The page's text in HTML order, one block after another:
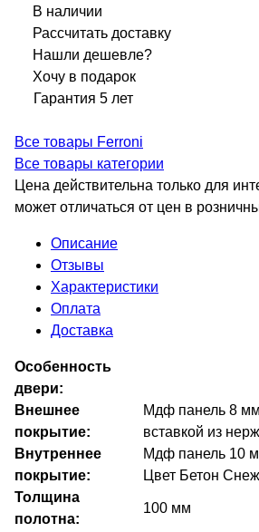
В наличии
Рассчитать доставку
Нашли дешевле?
Хочу в подарок
Гарантия 5 лет
Все товары Ferroni
Все товары категории
Цена действительна только для
может отличаться от цен в
Описание
Отзывы
Характеристики
Оплата
Доставка
Особенность
двери:
Внешнее
покрытие:
Мдф панель 8
вставкой из
Внутреннее
покрытие:
Мдф панель 10
Цвет Бетон
Толщина
полотна:
100 мм